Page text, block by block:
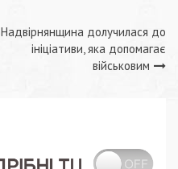
Надвірнянщина долучилася до
ініціативи, яка допомагає
військовим